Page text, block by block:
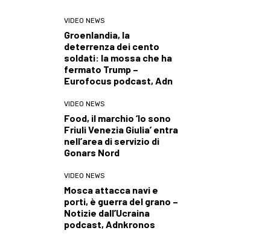
VIDEO NEWS
Groenlandia, la
deterrenza dei cento
soldati: la mossa che ha
fermato Trump –
Eurofocus podcast, Adn
VIDEO NEWS
Food, il marchio ‘Io sono
Friuli Venezia Giulia’ entra
nell’area di servizio di
Gonars Nord
VIDEO NEWS
Mosca attacca navi e
porti, è guerra del grano –
Notizie dall’Ucraina
podcast, Adnkronos